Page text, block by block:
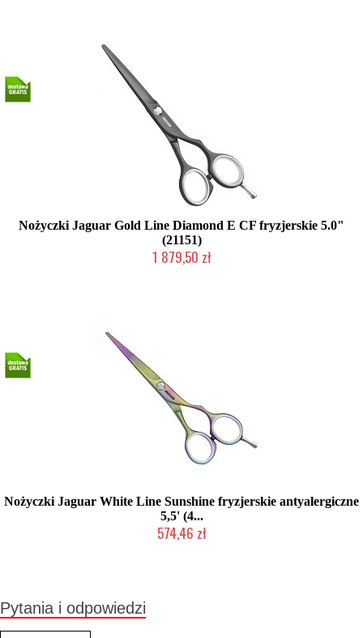
Nożyczki Jaguar Gold Line Diamond E CF fryzjerskie 5.0"
(21151)
1 879,50 zł
Nożyczki Jaguar White Line Sunshine fryzjerskie antyalergiczne
5,5' (4...
574,46 zł
Pytania i odpowiedzi